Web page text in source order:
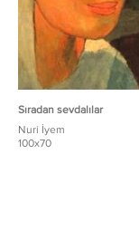
Sıradan sevdalılar
Nuri İyem
100x70